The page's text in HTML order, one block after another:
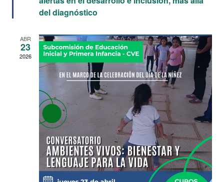
del diagnóstico
ABR
23
2026